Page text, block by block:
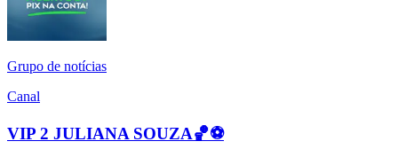
Grupo de notícias
Canal
VIP 2 JULIANA SOUZA🏀⚽️